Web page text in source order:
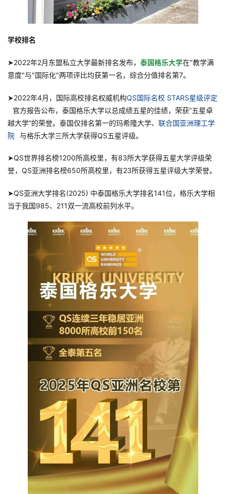
学校排名
➤2022年2月东盟私立大学最新排名发布， 泰国格乐大学在"教学满
意度"与"国际化"两项评比均获第一名，综合分值排名第7。
➤2022年4月，国际高校排名权威机构QS国际名校 STARS星级评定
官方报告公布，泰国格乐大学以总成绩五星的佳绩，荣获“五星卓
越大学”的荣誉。泰国仅排名第一的玛希隆大学、 联合国亚洲理工学
院 与格乐大学三所大学获得QS五星评级。
➤QS世界排名榜1200所高校里，有83所大学获得五星大学评级荣
誉，QS亚洲排名榜650所高校里，有23所获得五星评级大学荣誉。
➤QS亚洲大学排名(2025) 中泰国格乐大学排名141位，格乐大学相
当于我国985、211双一流高校前列水平。